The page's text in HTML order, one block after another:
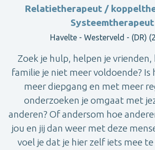
Relatietherapeut /
Systeemtherapeut
Havelte - Westerveld - (DR)
Zoek je hulp, helpen je vrienden,
familie je niet meer voldoende?
meer diepgang en met meer
onderzoeken je omgaat met
anderen? Of andersom hoe
jou en jij dan weer met deze
voel je dat je hier zelf iets mee